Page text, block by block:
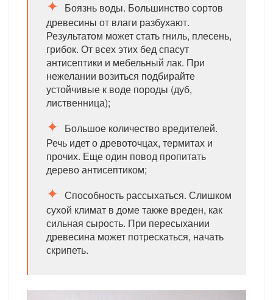
Боязнь воды. Большинство сортов
древесины от влаги разбухают.
Результатом может стать гниль, плесень,
грибок. От всех этих бед спасут
антисептики и мебельный лак. При
нежелании возиться подбирайте
устойчивые к воде породы (дуб,
лиственница);
Большое количество вредителей.
Речь идет о древоточцах, термитах и
прочих. Еще один повод пропитать
дерево антисептиком;
Способность рассыхаться. Слишком
сухой климат в доме также вреден, как
сильная сырость. При пересыхании
древесина может потрескаться, начать
скрипеть.